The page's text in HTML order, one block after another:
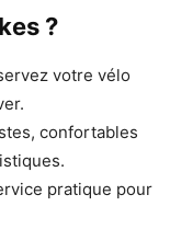
?
votre vélo
confortables
pratique pour